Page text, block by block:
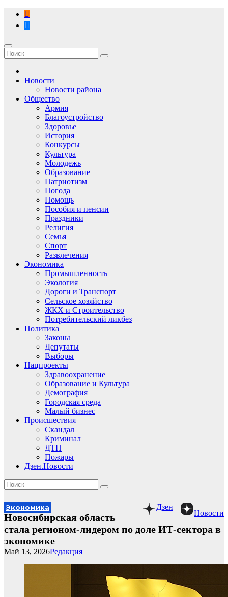
Перейти
содержимому
Новости
Новости района
Общество
Армия
Благоустройство
Здоровье
История
Конкурсы
Культура
Молодежь
Образование
Патриотизм
Погода
Помощь
Пособия и пенсии
Праздники
Религия
Семья
Спорт
Развлечения
Экономика
Промышленность
Экология
Дороги и Транспорт
Сельское хозяйство
ЖКХ и Строительство
Потребительский ликбез
Политика
Законы
Депутаты
Выборы
Нацпроекты
Здравоохранение
Образование и Культура
Демография
Городская среда
Малый бизнес
Происшествия
Скандал
Криминал
ДТП
Пожары
Дзен.Новости
Новости
Дзен
Экономика
Новосибирская область
стала регионом-лидером по доле ИТ-сектора в
экономике
Редакция
Май 13, 2026